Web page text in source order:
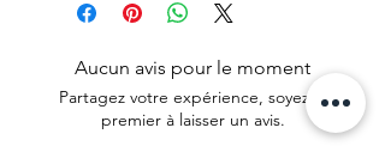
Aucun avis pour le moment
Partagez votre expérience, soyez le
premier à laisser un avis.